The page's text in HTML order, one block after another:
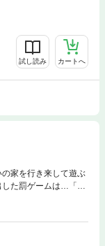
試し読み カートへ
家を行き来して遊ぶ
した罰ゲームは…「俺
ったは良いものの、
い「ある」と答えて
れて、抵抗できない
に指で擦り、甘い声